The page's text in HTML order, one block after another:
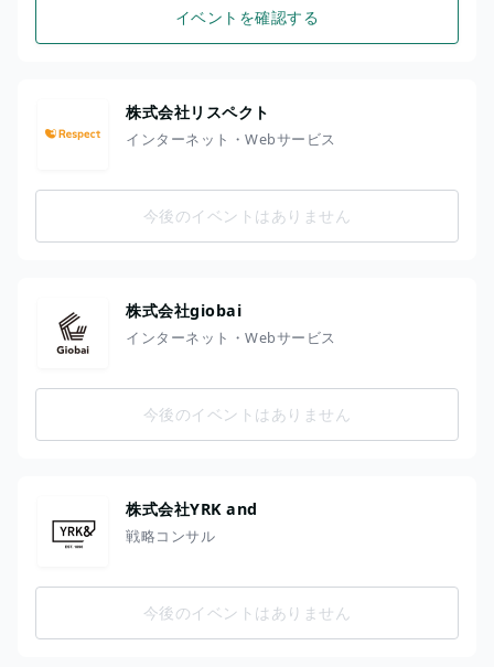
イベントを確認する
株式会社リスペクト
インターネット・Webサービス
今後のイベントはありません
株式会社giobai
インターネット・Webサービス
今後のイベントはありません
株式会社YRK and
戦略コンサル
今後のイベントはありません